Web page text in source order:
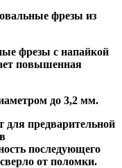
фрезы из
фрезы с напайкой
повышенная
до 3,2 мм.
предварительной
последующего
от поломки.